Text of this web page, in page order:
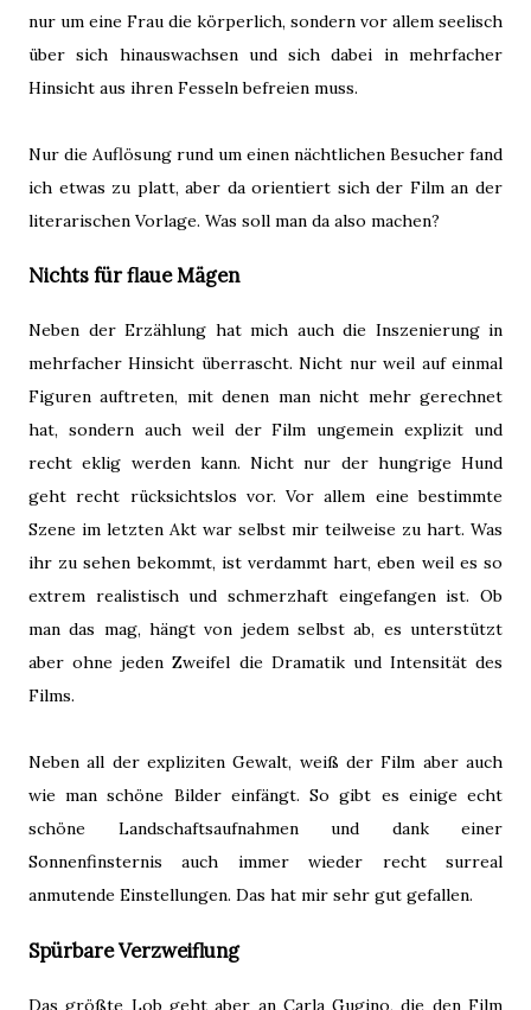
nur um eine Frau die körperlich, sondern vor allem seelisch
über sich hinauswachsen und sich dabei in mehrfacher
Hinsicht aus ihren Fesseln befreien muss.
Nur die Auflösung rund um einen nächtlichen Besucher fand
ich etwas zu platt, aber da orientiert sich der Film an der
literarischen Vorlage. Was soll man da also machen?
Nichts für flaue Mägen
Neben der Erzählung hat mich auch die Inszenierung in
mehrfacher Hinsicht überrascht. Nicht nur weil auf einmal
Figuren auftreten, mit denen man nicht mehr gerechnet
hat, sondern auch weil der Film ungemein explizit und
recht eklig werden kann. Nicht nur der hungrige Hund
geht recht rücksichtslos vor. Vor allem eine bestimmte
Szene im letzten Akt war selbst mir teilweise zu hart. Was
ihr zu sehen bekommt, ist verdammt hart, eben weil es so
extrem realistisch und schmerzhaft eingefangen ist. Ob
man das mag, hängt von jedem selbst ab, es unterstützt
aber ohne jeden Zweifel die Dramatik und Intensität des
Films.
Neben all der expliziten Gewalt, weiß der Film aber auch
wie man schöne Bilder einfängt. So gibt es einige echt
schöne Landschaftsaufnahmen und dank einer
Sonnenfinsternis auch immer wieder recht surreal
anmutende Einstellungen. Das hat mir sehr gut gefallen.
Spürbare Verzweiflung
Das größte Lob geht aber an Carla Gugino, die den Film